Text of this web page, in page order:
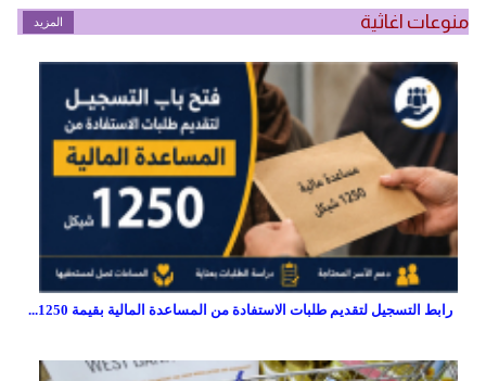
منوعات اغاثية المزيد
رابط التسجيل لتقديم طلبات الاستفادة من المساعدة المالية بقيمة 1250...